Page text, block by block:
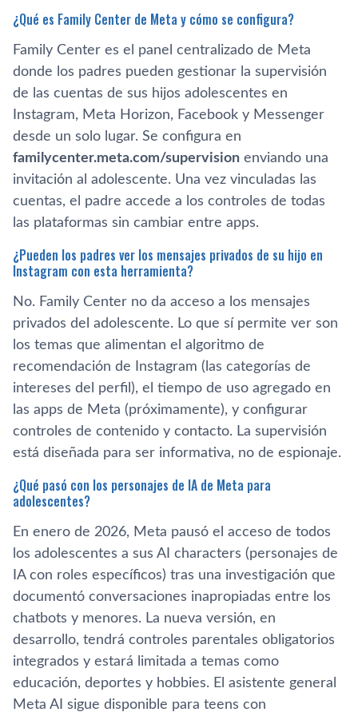
¿Qué es Family Center de Meta y cómo se configura?
Family Center es el panel centralizado de Meta
donde los padres pueden gestionar la supervisión
de las cuentas de sus hijos adolescentes en
Instagram, Meta Horizon, Facebook y Messenger
desde un solo lugar. Se configura en
familycenter.meta.com/supervision enviando una
invitación al adolescente. Una vez vinculadas las
cuentas, el padre accede a los controles de todas
las plataformas sin cambiar entre apps.
¿Pueden los padres ver los mensajes privados de su hijo en
Instagram con esta herramienta?
No. Family Center no da acceso a los mensajes
privados del adolescente. Lo que sí permite ver son
los temas que alimentan el algoritmo de
recomendación de Instagram (las categorías de
intereses del perfil), el tiempo de uso agregado en
las apps de Meta (próximamente), y configurar
controles de contenido y contacto. La supervisión
está diseñada para ser informativa, no de espionaje.
¿Qué pasó con los personajes de IA de Meta para
adolescentes?
En enero de 2026, Meta pausó el acceso de todos
los adolescentes a sus AI characters (personajes de
IA con roles específicos) tras una investigación que
documentó conversaciones inapropiadas entre los
chatbots y menores. La nueva versión, en
desarrollo, tendrá controles parentales obligatorios
integrados y estará limitada a temas como
educación, deportes y hobbies. El asistente general
Meta AI sigue disponible para teens con